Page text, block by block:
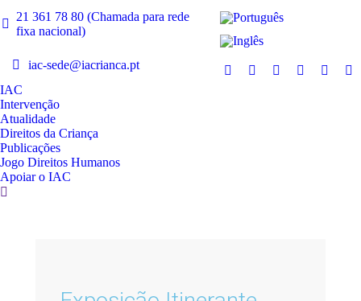
21 361 78 80 (Chamada para rede
fixa nacional)
iac-sede@iacrianca.pt
IAC
Intervenção
Atualidade
Direitos da Criança
Publicações
Jogo Direitos Humanos
Apoiar o IAC